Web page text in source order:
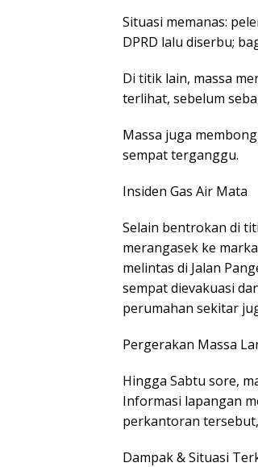
Situasi memanas:
DPRD lalu diserbu;
Di titik lain, massa
terlihat, sebelum
Massa juga
sempat terganggu.
Insiden Gas Air Mata
Selain bentrokan di
merangasek ke
melintas di Jalan
sempat dievakuasi
perumahan sekitar
Pergerakan Massa
Hingga Sabtu sore,
Informasi lapangan
perkantoran
Dampak & Situasi